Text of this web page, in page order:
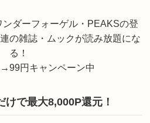
ダーフォーゲル・PEAKSの登
の雑誌・ムックが読み放題にな
る！
円キャンペーン中
けで最大8,000P還元！